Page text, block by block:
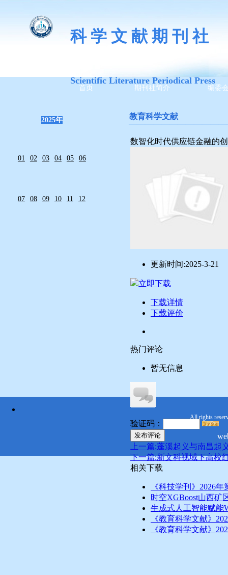
首页 期刊社简介 编委
科 学 文 献 期 刊 社
Scientific Literature Periodical Press
01 02 03 04 05 06
07 08 09 10 11 12
2025年 教育科学文献
数智化时代供应链金融的
更新时间:2025-3-21
立即下载
下载详情
下载评价
热门评论
暂无信息
验证码：
发布评论
上一篇:蓬溪起义与南昌起
下一篇:新文科视域下高
相关下载
《科技学刊》2026
时空XGBoost山西矿
生成式人工智能赋能
《教育科学文献》
《教育科学文献》
All rights